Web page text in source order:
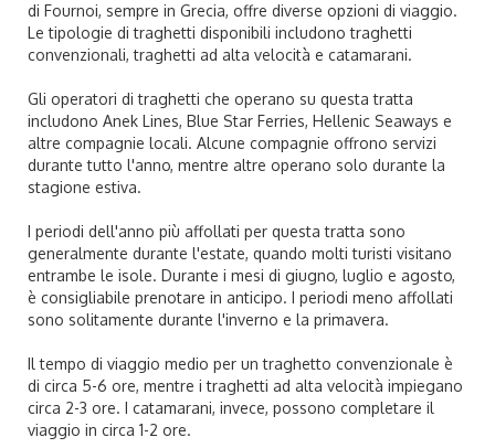
di Fournoi, sempre in Grecia, offre diverse opzioni di viaggio.
Le tipologie di traghetti disponibili includono traghetti
convenzionali, traghetti ad alta velocità e catamarani.
Gli operatori di traghetti che operano su questa tratta
includono Anek Lines, Blue Star Ferries, Hellenic Seaways e
altre compagnie locali. Alcune compagnie offrono servizi
durante tutto l'anno, mentre altre operano solo durante la
stagione estiva.
I periodi dell'anno più affollati per questa tratta sono
generalmente durante l'estate, quando molti turisti visitano
entrambe le isole. Durante i mesi di giugno, luglio e agosto,
è consigliabile prenotare in anticipo. I periodi meno affollati
sono solitamente durante l'inverno e la primavera.
Il tempo di viaggio medio per un traghetto convenzionale è
di circa 5-6 ore, mentre i traghetti ad alta velocità impiegano
circa 2-3 ore. I catamarani, invece, possono completare il
viaggio in circa 1-2 ore.